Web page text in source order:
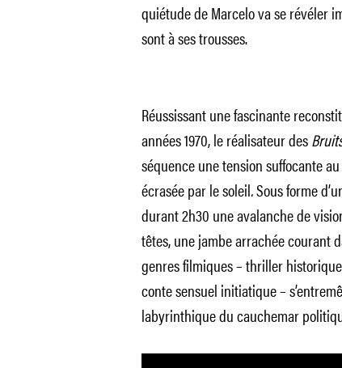
quiétude de Marcelo va se révéler
sont à ses trousses.
Réussissant une fascinante
années 1970, le réalisateur des
séquence une tension suffocante
écrasée par le soleil.Sous forme
durant 2h30 une avalanche de
têtes, une jambe arrachée courant
genres filmiques – thriller
conte sensuel initiatique –
labyrinthique du cauchemar